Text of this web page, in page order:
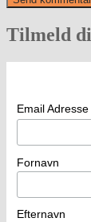
Tilmeld
Email Adresse
Fornavn
Efternavn